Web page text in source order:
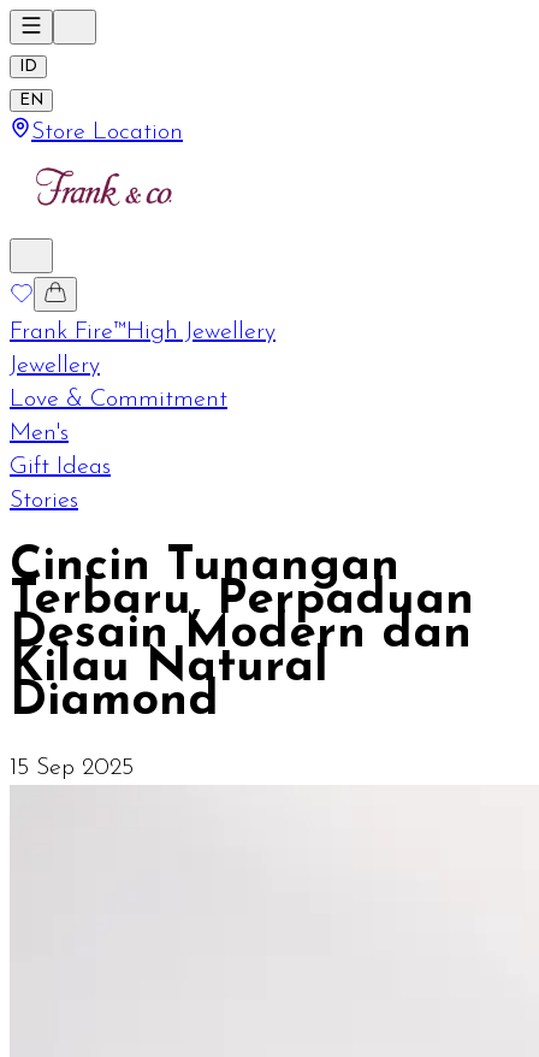
ID
EN
Store Location
Frank Fire™High Jewellery
Jewellery
Love & Commitment
Men's
Gift Ideas
Stories
Cincin Tunangan
Terbaru, Perpaduan
Desain Modern dan
Kilau Natural
Diamond
15 Sep 2025